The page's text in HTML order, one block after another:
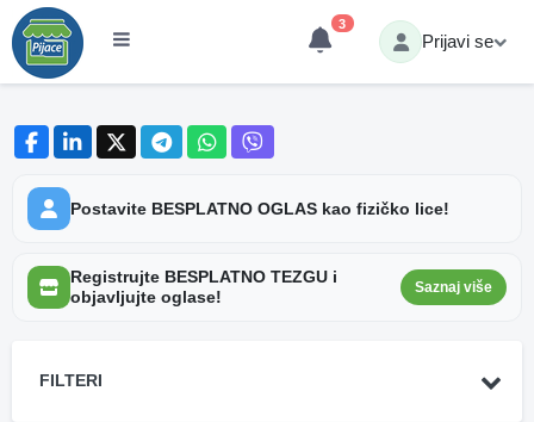
3
Prijavi se
Postavite BESPLATNO OGLAS kao fizičko lice!
Registrujte BESPLATNO TEZGU i
objavljujte oglase!
Saznaj više
FILTERI